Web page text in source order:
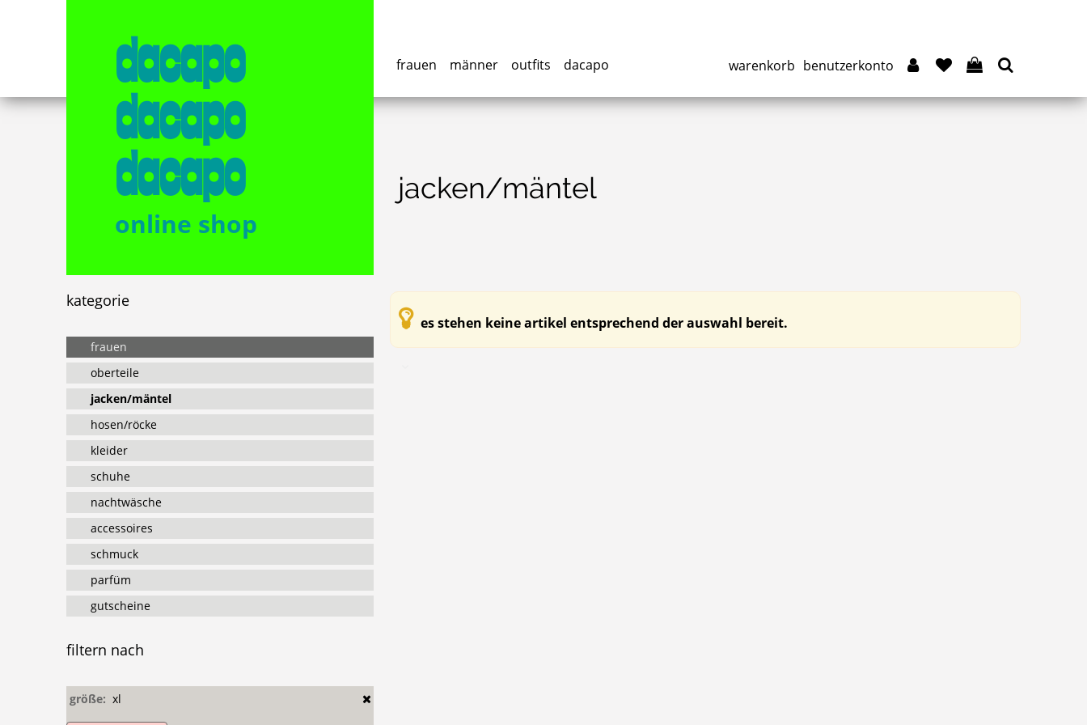
dacapo
dacapo
dacapo
online shop
frauen männer outfits dacapo benutzerkonto
warenkorb
kategorie
frauen
oberteile
jacken/mäntel
hosen/röcke
kleider
schuhe
nachtwäsche
accessoires
schmuck
parfüm
gutscheine
filtern nach
größe: xl
jacken/mäntel
es stehen keine artikel entsprechend der auswahl bereit.